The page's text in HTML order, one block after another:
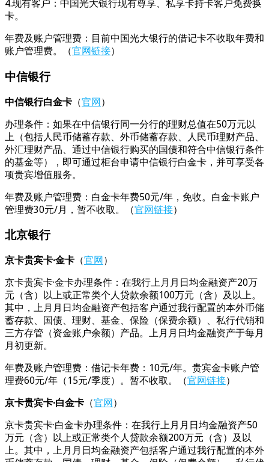
4.现有客户：中国光大银行现有尊享、私享卡持卡客户免费换
卡。
年费及账户管理费：目前中国光大银行的借记卡不收取年费和
账户管理费。（官网链接）
中信银行
中信银行白金卡 （官网）
办理条件：如果在中信银行同一分行的理财总值在50万元以
上（包括人民币储蓄存款、外币储蓄存款、人民币理财产品、
外汇理财产品、通过中信银行购买的国债和符合中信银行条件
的基金等），即可通过柜台申请中信银行白金卡，并可享受各
项贵宾增值服务。
年费及账户管理费：白金卡年费50元/年，免收。白金卡账户
管理费30元/月，暂不收取。（官网链接）
北京银行
京卡贵宾卡·金卡 （官网）
京卡贵宾卡·金卡办理条件：在我行上月月日均金融资产20万
元（含）以上或正常类个人贷款余额100万元（含）及以上。
其中，上月月日均金融资产包括客户通过我行配置的本外币储
蓄存款、国债、理财、基金、保险（保费余额）、私行代销和
三方存管（资金账户余额）产品。上月月日均金融资产于每月
月初更新。
年费及账户管理费：借记卡年费：10元/年。贵宾金卡账户管
理费60元/年（15元/季度）。暂不收取。（官网链接）
京卡贵宾卡·白金卡 （官网）
京卡贵宾卡·白金卡办理条件：在我行上月月日均金融资产50
万元（含）以上或正常类个人贷款余额200万元（含）及以
上。其中，上月月日均金融资产包括客户通过我行配置的本外